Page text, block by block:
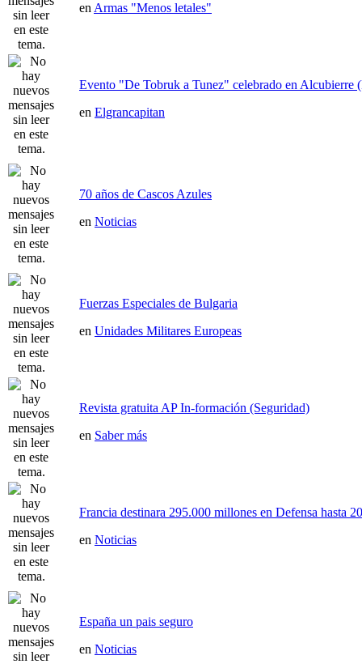
en Armas "Menos letales"
Evento "De Tobruk a Tunez" celebrado en Alcubierre
en Elgrancapitan
70 años de Cascos Azules
en Noticias
Fuerzas Especiales de Bulgaria
en Unidades Militares Europeas
Revista gratuita AP In-formación (Seguridad)
en Saber más
Francia destinara 295.000 millones en Defensa hasta
en Noticias
España un pais seguro
en Noticias